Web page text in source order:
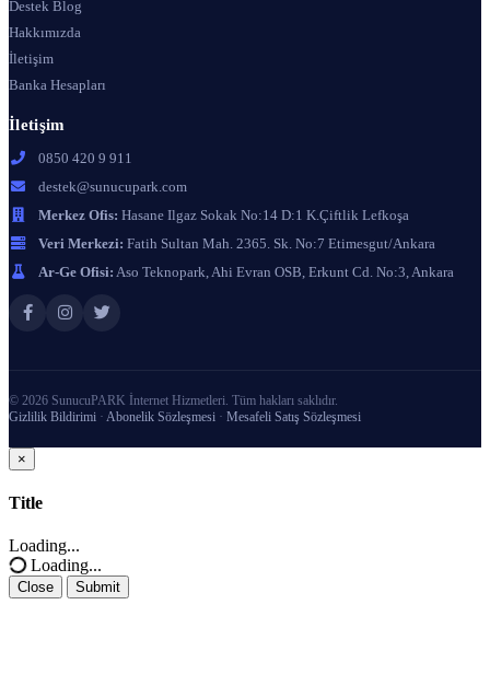
Destek Blog
Hakkımızda
İletişim
Banka Hesapları
İletişim
0850 420 9 911
destek@sunucupark.com
Merkez Ofis: Hasane Ilgaz Sokak No:14 D:1 K.Çiftlik Lefkoşa
Veri Merkezi: Fatih Sultan Mah. 2365. Sk. No:7 Etimesgut/Ankara
Ar-Ge Ofisi: Aso Teknopark, Ahi Evran OSB, Erkunt Cd. No:3, Ankara
© 2026 SunucuPARK İnternet Hizmetleri. Tüm hakları saklıdır.
Gizlilik Bildirimi · Abonelik Sözleşmesi · Mesafeli Satış Sözleşmesi
×
Close
Title
Loading...
Loading...
Close Submit